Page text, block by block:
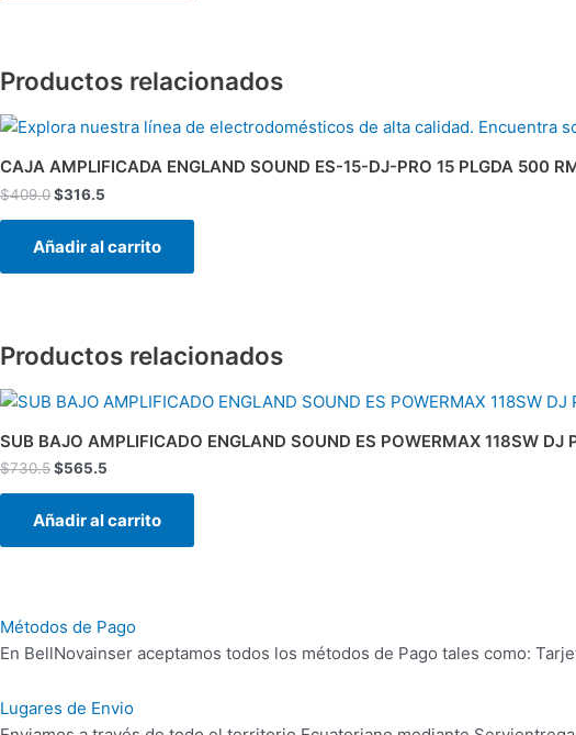
Productos relacionados
CAJA AMPLIFICADA ENGLAND SOUND ES-15-DJ-PRO 15 PLGDA 500
$409.0
El
original
era:
$409.0.
$316.5
El
actual
es:
Añadir al carrito
Productos relacionados
SUB BAJO AMPLIFICADO ENGLAND SOUND ES POWERMAX 118SW DJ
$730.5
El
original
era:
$730.5.
$565.5
El
actual
es:
Añadir al carrito
Métodos de Pago
En BellNovainser aceptamos todos los métodos de Pago tales como:
Lugares de Envio